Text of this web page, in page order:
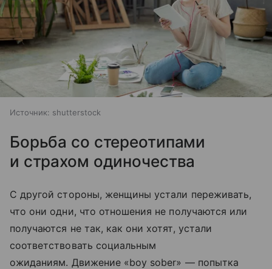
Источник: shutterstock
Борьба со стереотипами
и страхом одиночества
С другой стороны, женщины устали переживать,
что они одни, что отношения не получаются или
получаются не так, как они хотят, устали
соответствовать социальным
ожиданиям. Движение «boy sober» — попытка